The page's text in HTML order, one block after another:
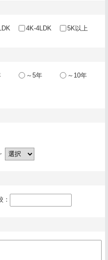
4K-4LDK 5K以上
～5年
～10年
：